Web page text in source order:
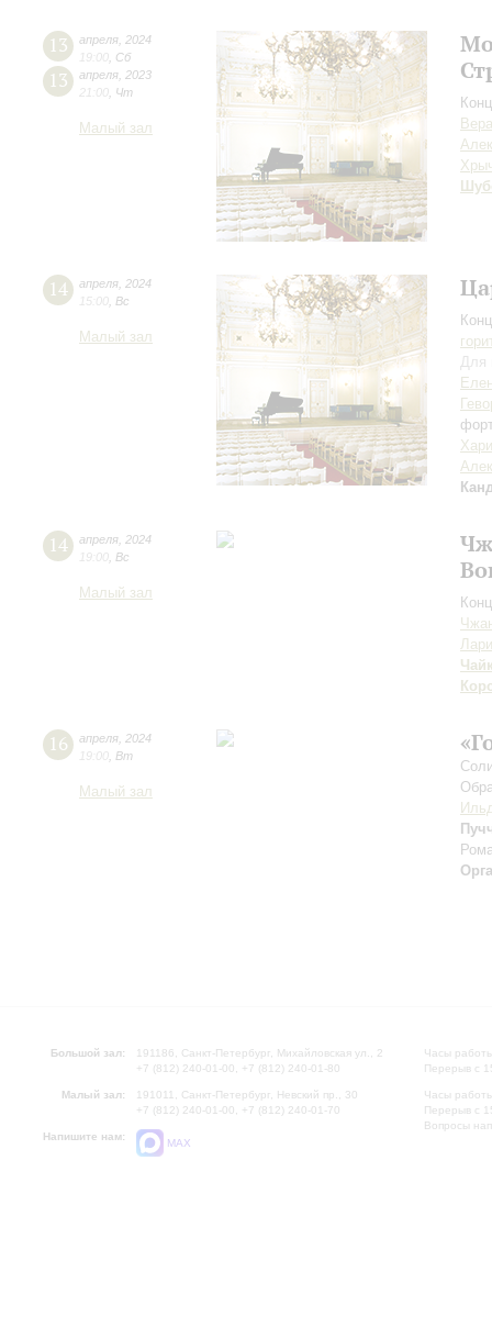
13 апреля 2024
19:00 Сб
13 апреля 2023
21:00 Чт
Малый зал
14 апреля 2024
15:00 Вс
Малый зал
Для
14 апреля 2024
19:00 Вс
Малый зал
16 апреля 2024
19:00 Вт
Малый зал
Большой зал:
191186, Санкт-Петербург, Михайловская ул., 2
+7 (812) 240-01-00, +7 (812) 240-01-80
Малый зал:
191011, Санкт-Петербург, Невский пр., 30
+7 (812) 240-01-00, +7 (812) 240-01-70
Напишите нам:
MAX
Часы
Перерыв с
Часы
Перерыв с
Вопросы